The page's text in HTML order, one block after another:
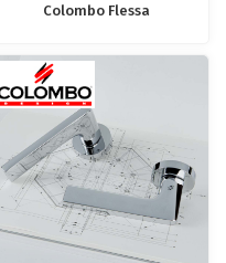
Colombo Flessa